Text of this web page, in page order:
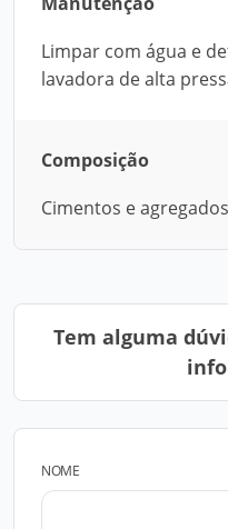
Limpar com água e
lavadora de alta
Composição
Cimentos e
Tem alguma
NOME